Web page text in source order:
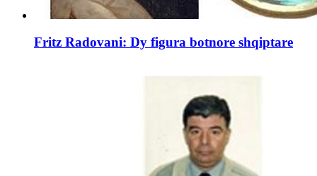
Fritz Radovani: Dy figura botnore shqiptare